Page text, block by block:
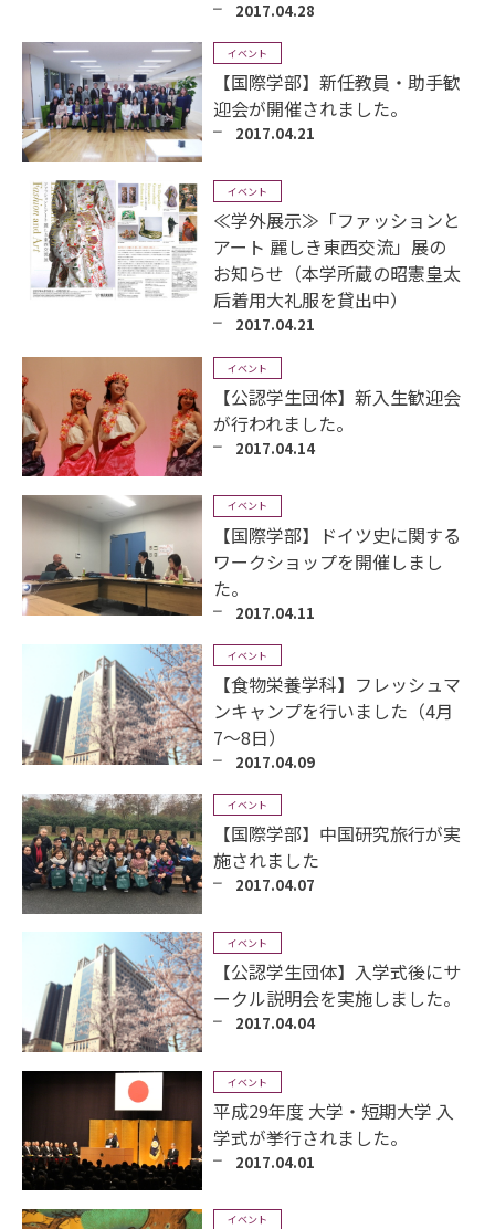
2017.04.28
イベント
【国際学部】新任教員・助手歓
迎会が開催されました。
2017.04.21
イベント
≪学外展示≫「ファッションと
アート 麗しき東西交流」展の
お知らせ（本学所蔵の昭憲皇太
后着用大礼服を貸出中）
2017.04.21
イベント
【公認学生団体】新入生歓迎会
が行われました。
2017.04.14
イベント
【国際学部】ドイツ史に関する
ワークショップを開催しまし
た。
2017.04.11
イベント
【食物栄養学科】フレッシュマ
ンキャンプを行いました（4月
7～8日）
2017.04.09
イベント
【国際学部】中国研究旅行が実
施されました
2017.04.07
イベント
【公認学生団体】入学式後にサ
ークル説明会を実施しました。
2017.04.04
イベント
平成29年度 大学・短期大学 入
学式が挙行されました。
2017.04.01
イベント